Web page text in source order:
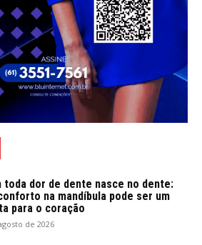
toda dor de dente nasce no dente:
na mandíbula pode ser um
para o coração
de 2026